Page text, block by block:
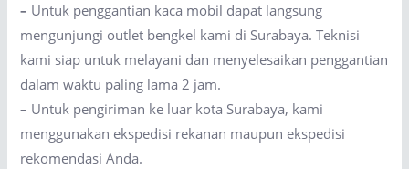
– Untuk penggantian kaca mobil dapat langsung
mengunjungi outlet bengkel kami di Surabaya. Teknisi
kami siap untuk melayani dan menyelesaikan penggantian
dalam waktu paling lama 2 jam.
– Untuk pengiriman ke luar kota Surabaya, kami
menggunakan ekspedisi rekanan maupun ekspedisi
rekomendasi Anda.